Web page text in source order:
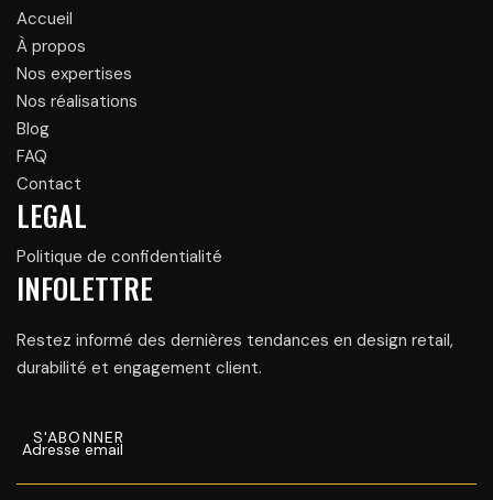
INFOLETTRE
Restez informé des dernières tendances en design retail,
durabilité et engagement client.
Accueil
À propos
Nos expertises
Nos réalisations
Blog
FAQ
Contact
LEGAL
Politique de confidentialité